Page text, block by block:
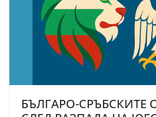
БЪЛГАРО-